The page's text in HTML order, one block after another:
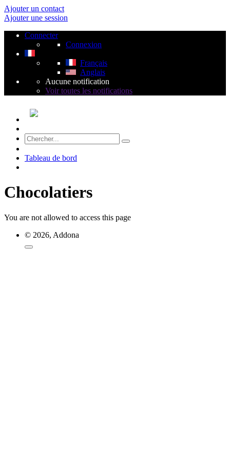
Ajouter un contact
Ajouter une session
Connecter
Connexion
Français
Anglais
Aucune notification
Voir toutes les notifications
Tableau de bord
Chocolatiers
You are not allowed to access this page
© 2026, Addona